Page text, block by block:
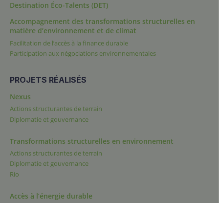
Destination Éco-Talents (DET)
Accompagnement des transformations structurelles en
matière d’environnement et de climat
Facilitation de l’accès à la finance durable
Participation aux négociations environnementales
PROJETS RÉALISÉS
Nexus
Actions structurantes de terrain
Diplomatie et gouvernance
Transformations structurelles en environnement
Actions structurantes de terrain
Diplomatie et gouvernance
Rio
Accès à l’énergie durable